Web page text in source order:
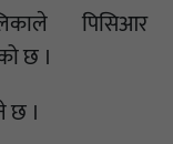
पिसिआर
छ ।
छ ।